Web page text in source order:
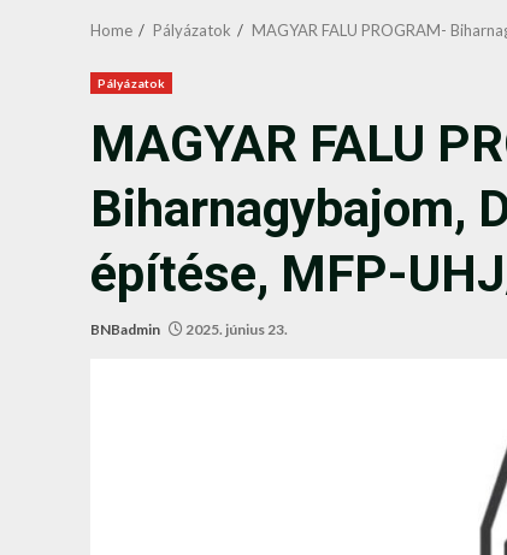
Home Pályázatok MAGYAR FALU PROGRAM-
Pályázatok
MAGYAR FALU
Biharnagybajom,
építése, MFP-
BNBadmin 2025. június 23.